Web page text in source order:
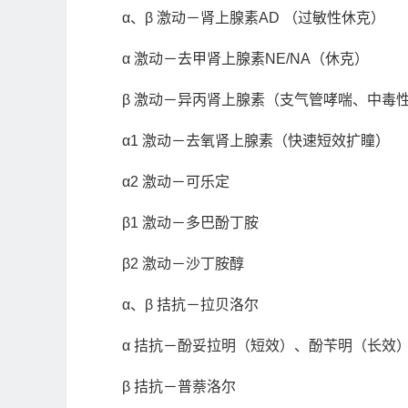
α、β 激动－肾上腺素AD （过敏性休克）
α 激动－去甲肾上腺素NE/NA（休克）
β 激动－异丙肾上腺素（支气管哮喘、中毒性
α1 激动－去氧肾上腺素（快速短效扩瞳）
α2 激动－可乐定
β1 激动－多巴酚丁胺
β2 激动－沙丁胺醇
α、β 拮抗－拉贝洛尔
α 拮抗－酚妥拉明（短效）、酚苄明（长效）
β 拮抗－普萘洛尔